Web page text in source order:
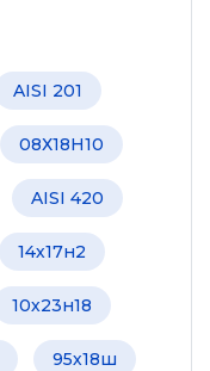
AISI 201
08Х18Н10
AISI 420
14х17н2
10х23н18
95х18ш